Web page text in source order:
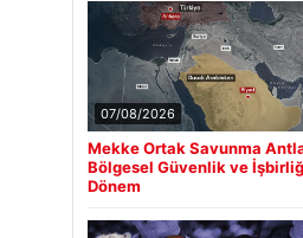
07/08/2026
Mekke Ortak Savunma
Bölgesel Güvenlik ve
Dönem